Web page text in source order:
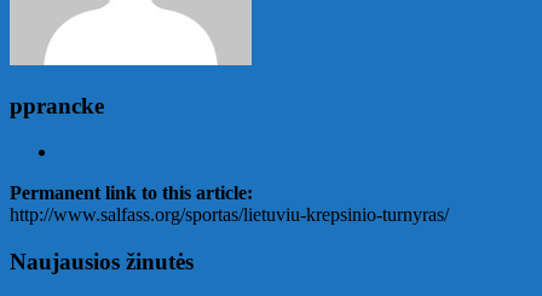
pprancke
Permanent link to this article:
http://www.salfass.org/sportas/lietuviu-krepsinio-turnyras/
Naujausios žinutės